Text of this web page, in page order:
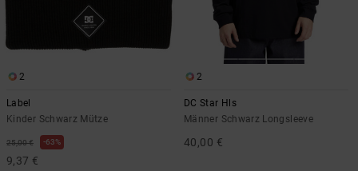
2
Label
Kinder Schwarz Mütze
25,00 € 63%
9,37 €
2
DC Star Hls
Männer Schwarz Longsleeve
40,00 €